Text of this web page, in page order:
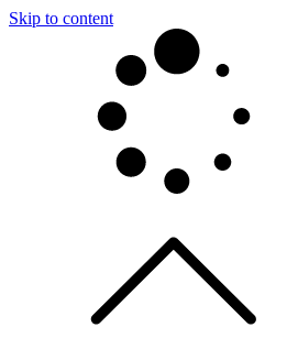
Skip to content